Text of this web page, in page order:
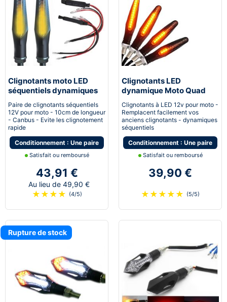
Clignotants moto LED
séquentiels dynamiques
canbus Next-Tech®
Paire de clignotants séquentiels
12V pour moto - 10cm de longueur
- Canbus - Evite les clignotement
rapide
Conditionnement : Une paire
Satisfait ou remboursé
43,91 €
Au lieu de 49,90 €
★ ★ ★ ★ (4/5)
Clignotants LED
dynamique Moto Quad
Scooter Next-Tech®
Clignotants à LED 12v pour moto -
Remplacent facilement vos
anciens clignotants - dynamiques
séquentiels
Conditionnement : Une paire
Satisfait ou remboursé
39,90 €
★ ★ ★ ★ ★ (5/5)
Rupture de stock